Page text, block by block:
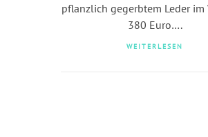
pflanzlich gegerbtem Leder im
380 Euro….
WEITERLESEN